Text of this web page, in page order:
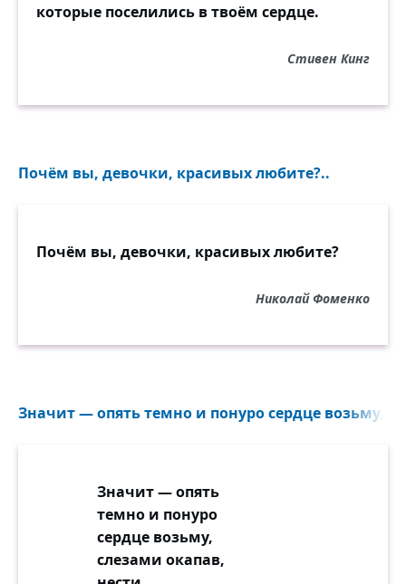
которые поселились в твоём сердце.
Стивен Кинг
Почём вы, девочки, красивых любите?..
Почём вы, девочки, красивых любите?
Николай Фоменко
Значит — опять темно и понуро сердце возьму,
Значит — опять
темно и понуро
сердце возьму,
слезами окапав,